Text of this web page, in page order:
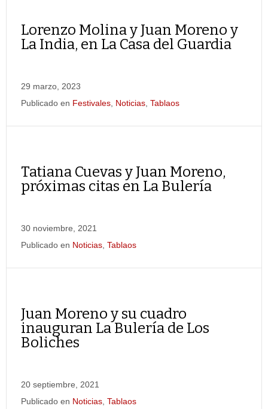
Lorenzo Molina y Juan Moreno y
La India, en La Casa del Guardia
29 marzo, 2023
Publicado en Festivales Noticias Tablaos
Tatiana Cuevas y Juan Moreno,
próximas citas en La Bulería
30 noviembre, 2021
Publicado en Noticias Tablaos
Juan Moreno y su cuadro
inauguran La Bulería de Los
Boliches
20 septiembre, 2021
Publicado en Noticias Tablaos